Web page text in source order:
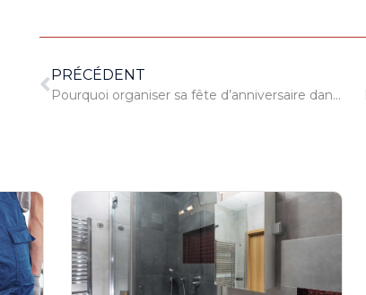
PRÉCÉDENT
Pourquoi organiser sa fête d’anniversaire dans un jardin ?